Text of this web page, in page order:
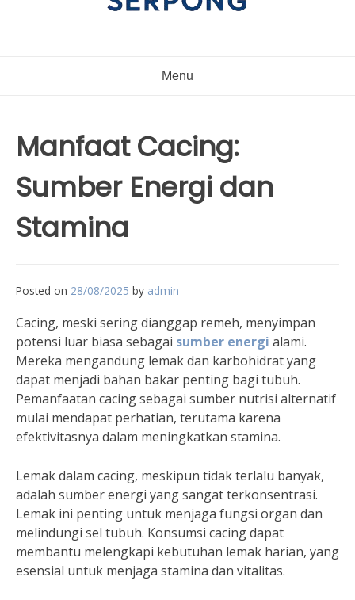
Menu
Manfaat Cacing:
Sumber Energi dan
Stamina
Posted on 28/08/2025 by admin
Cacing, meski sering dianggap remeh, menyimpan
potensi luar biasa sebagai sumber energi alami.
Mereka mengandung lemak dan karbohidrat yang
dapat menjadi bahan bakar penting bagi tubuh.
Pemanfaatan cacing sebagai sumber nutrisi alternatif
mulai mendapat perhatian, terutama karena
efektivitasnya dalam meningkatkan stamina.
Lemak dalam cacing, meskipun tidak terlalu banyak,
adalah sumber energi yang sangat terkonsentrasi.
Lemak ini penting untuk menjaga fungsi organ dan
melindungi sel tubuh. Konsumsi cacing dapat
membantu melengkapi kebutuhan lemak harian, yang
esensial untuk menjaga stamina dan vitalitas.